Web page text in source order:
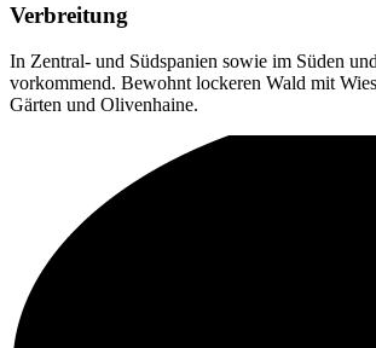
Verbreitung
In Zentral- und Südspanien sowie im Süden
vorkommend. Bewohnt lockeren Wald mit
Gärten und Olivenhaine.